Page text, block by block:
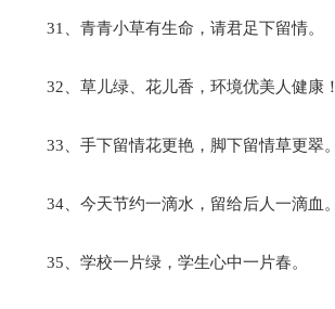
31、青青小草有生命，请君足下留情。
32、草儿绿、花儿香，环境优美人健康！
33、手下留情花更艳，脚下留情草更翠。
34、今天节约一滴水，留给后人一滴血。
35、学校一片绿，学生心中一片春。